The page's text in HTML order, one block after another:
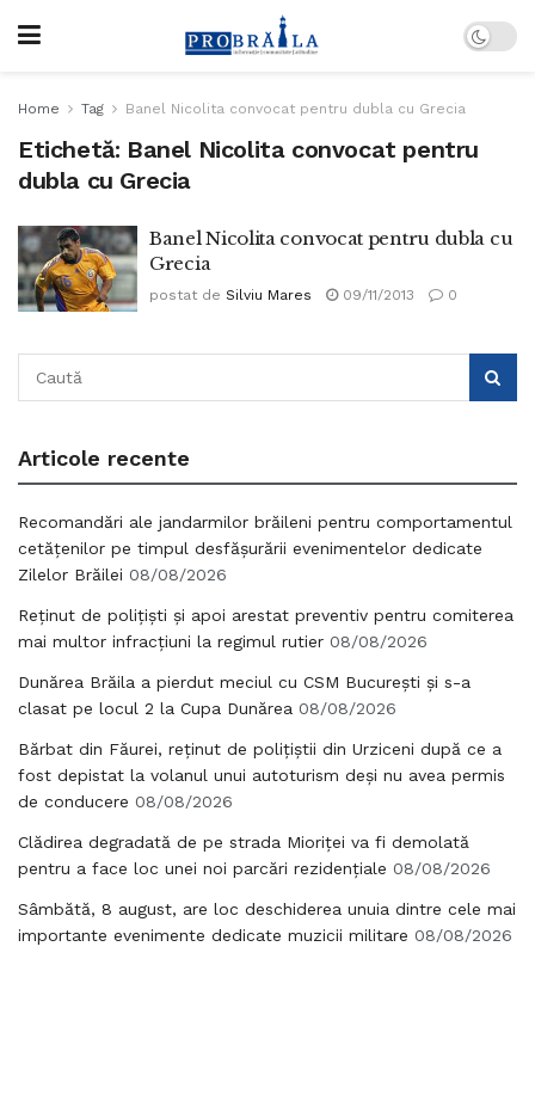
Home Tag Banel Nicolita convocat pentru dubla cu Grecia
Etichetă: Banel Nicolita convocat pentru
dubla cu Grecia
Banel Nicolita convocat pentru dubla cu
Grecia
postat de Silviu Mares 09/11/2013 0
Articole recente
Recomandări ale jandarmilor brăileni pentru comportamentul
cetățenilor pe timpul desfășurării evenimentelor dedicate
Zilelor Brăilei 08/08/2026
Reținut de polițiști și apoi arestat preventiv pentru comiterea
mai multor infracțiuni la regimul rutier 08/08/2026
Dunărea Brăila a pierdut meciul cu CSM București și s-a
clasat pe locul 2 la Cupa Dunărea 08/08/2026
Bărbat din Făurei, reținut de polițiștii din Urziceni după ce a
fost depistat la volanul unui autoturism deși nu avea permis
de conducere 08/08/2026
Clădirea degradată de pe strada Mioriței va fi demolată
pentru a face loc unei noi parcări rezidențiale 08/08/2026
Sâmbătă, 8 august, are loc deschiderea unuia dintre cele mai
importante evenimente dedicate muzicii militare 08/08/2026